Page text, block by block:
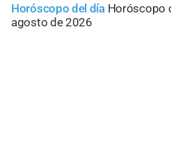
Horóscopo del día Horóscopo
agosto de 2026